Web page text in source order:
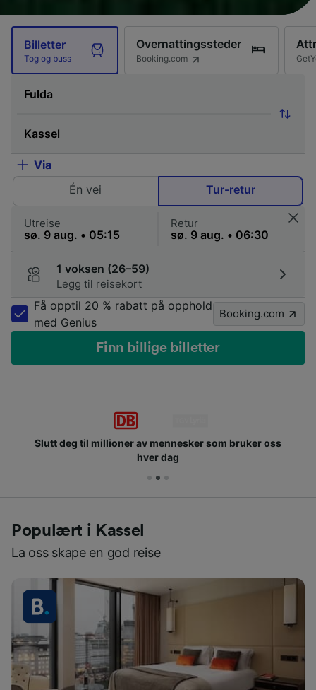
Billetter
Tog og buss
Overnattingssteder
Booking.com
Via
Én vei
Tur-retur
Utreise Retur
1 voksen (26–59)
Legg til reisekort
Få opptil 20 % rabatt på opphold
med Genius
Booking.com
Finn billige billetter
Slutt deg til millioner av mennesker som bruker oss
hver dag
Populært i Kassel
La oss skape en god reise